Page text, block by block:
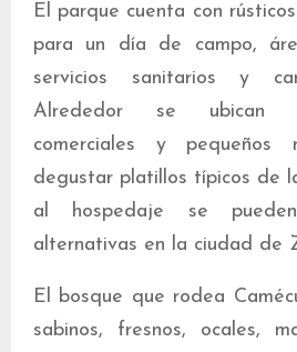
El parque cuenta con
para un día de campo,
servicios sanitarios y
Alrededor se ubican
comerciales y pequeños
degustar platillos típicos de
al hospedaje se
alternativas en la ciudad de
El bosque que rodea
sabinos, fresnos, ocales,